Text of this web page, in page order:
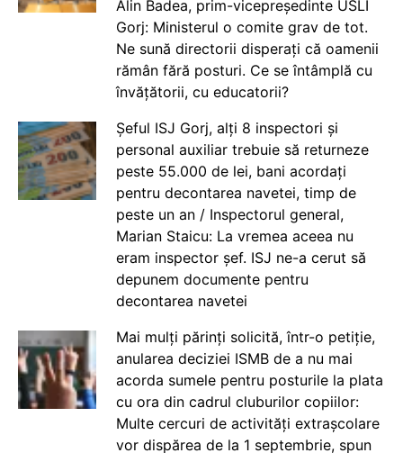
Alin Badea, prim-vicepreședinte USLI
Gorj: Ministerul o comite grav de tot.
Ne sună directorii disperați că oamenii
rămân fără posturi. Ce se întâmplă cu
învățătorii, cu educatorii?
Șeful ISJ Gorj, alți 8 inspectori și
personal auxiliar trebuie să returneze
peste 55.000 de lei, bani acordați
pentru decontarea navetei, timp de
peste un an / Inspectorul general,
Marian Staicu: La vremea aceea nu
eram inspector șef. ISJ ne-a cerut să
depunem documente pentru
decontarea navetei
Mai mulți părinți solicită, într-o petiție,
anularea deciziei ISMB de a nu mai
acorda sumele pentru posturile la plata
cu ora din cadrul cluburilor copiilor:
Multe cercuri de activități extrașcolare
vor dispărea de la 1 septembrie, spun